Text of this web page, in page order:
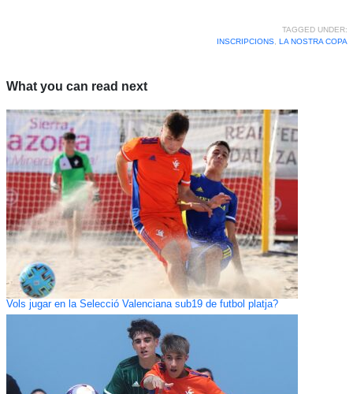
TAGGED UNDER:
INSCRIPCIONS, LA NOSTRA COPA
What you can read next
Vols jugar en la Selecció Valenciana sub19 de futbol platja?